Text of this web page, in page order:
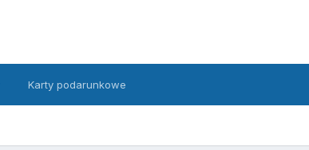
Karty podarunkowe